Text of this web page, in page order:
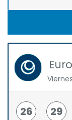
26 29